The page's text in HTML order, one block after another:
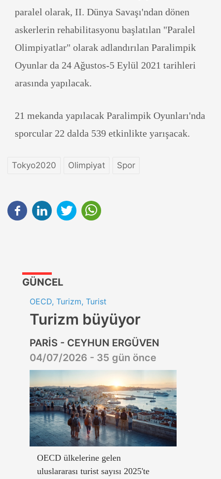
paralel olarak, II. Dünya Savaşı'ndan dönen
askerlerin rehabilitasyonu başlatılan "Paralel
Olimpiyatlar" olarak adlandırılan Paralimpik
Oyunlar da 24 Ağustos-5 Eylül 2021 tarihleri
arasında yapılacak.
21 mekanda yapılacak Paralimpik Oyunları'nda
sporcular 22 dalda 539 etkinlikte yarışacak.
Tokyo2020 Olimpiyat Spor
GÜNCEL
OECD, Turizm, Turist
Turizm büyüyor
PARİS - CEYHUN ERGÜVEN
04/07/2026 - 35 gün önce
OECD ülkelerine gelen
uluslararası turist sayısı 2025'te